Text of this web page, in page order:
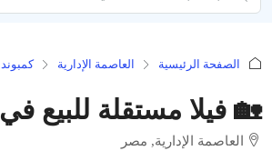
الصفحة الرئيسية العاصمة الإدارية كمبوند
🏡 فيلا مستقلة للبيع
العاصمة الإدارية, مصر